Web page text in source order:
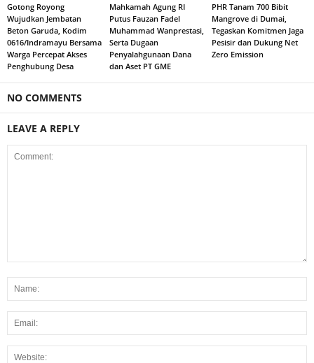
Gotong Royong
Wujudkan Jembatan
Beton Garuda, Kodim
0616/Indramayu Bersama
Warga Percepat Akses
Penghubung Desa
Mahkamah Agung RI
Putus Fauzan Fadel
Muhammad Wanprestasi,
Serta Dugaan
Penyalahgunaan Dana
dan Aset PT GME
PHR Tanam 700 Bibit
Mangrove di Dumai,
Tegaskan Komitmen Jaga
Pesisir dan Dukung Net
Zero Emission
NO COMMENTS
LEAVE A REPLY